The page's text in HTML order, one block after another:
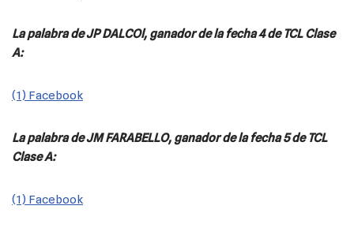
La palabra de JP DALCOl, ganador de la fecha 4 de TCL Clase
A:
(1) Facebook
La palabra de JM FARABELLO, ganador de la fecha 5 de TCL
Clase A:
(1) Facebook